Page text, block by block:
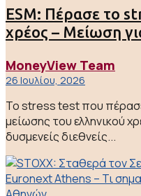
ESM: Πέρασε το
χρέος – Μείωση
MoneyView Team
26 Ιουλίου, 2026
Το stress test που
μείωσης του ελληνικού
δυσμενείς διεθνείς...